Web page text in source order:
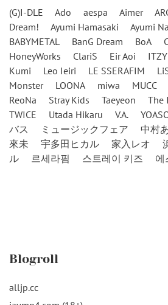
(G)I-DLE Ado aespa Aimer
Dream!
Ayumi Hamasaki
Ayumi
BABYMETAL
BanG Dream BoA
HoneyWorks
ClariS Eir Aoi ITZY
Kumi
Leo Ieiri LE SSERAFIM
Monster
LOONA miwa MUCC
ReoNa
Stray Kids Taeyeon
The
TWICE
Utada Hikaru V.A.
バス
ミュージックフェア 中村
來未
宇多田ヒカル 家入レオ
ル
르세라핌 스트레이 키즈 에
Blogroll
alljp.cc